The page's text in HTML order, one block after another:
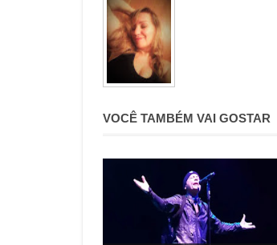
VOCÊ TAMBÉM VAI GOSTAR